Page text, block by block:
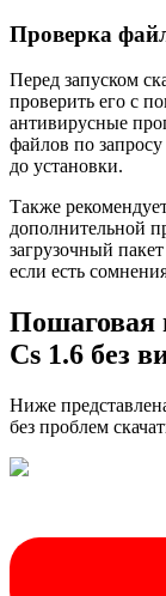
Проверка
Перед запуском
проверить его с
антивирусные
файлов по
до установки.
Также
дополнительной
загрузочный
если есть
Пошаговая
Cs 1.6 без
Ниже
без проблем